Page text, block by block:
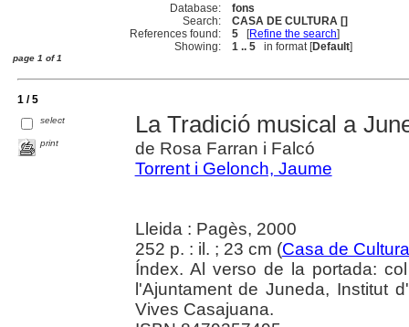
Database:
fons
Search:
CASA DE CULTURA []
References found:
5 [Refine the search]
Showing:
1 .. 5 in format [Default]
page 1 of 1
1 / 5
select
print
La Tradició musical a
de Rosa Farran i Falcó
Torrent i Gelonch, Jaume
Lleida : Pagès, 2000
252 p. : il. ; 23 cm (Casa de Cultura
Índex. Al verso de la portada:
l'Ajuntament de Juneda, Institut
Vives Casajuana.